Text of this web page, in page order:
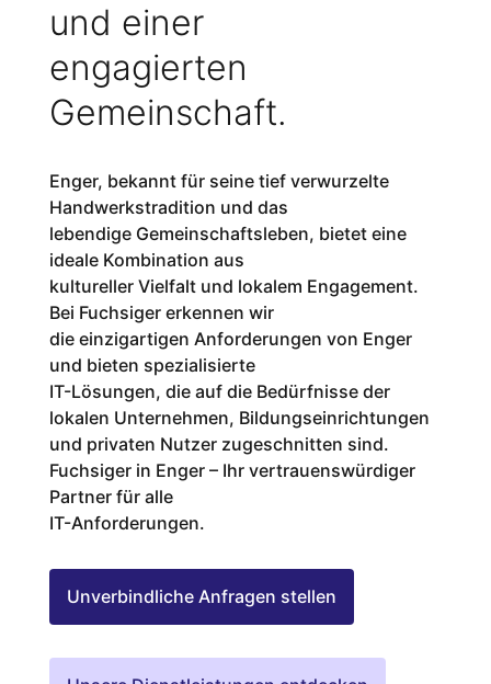
und einer
engagierten
Gemeinschaft.
Enger, bekannt für seine tief verwurzelte
Handwerkstradition und das
lebendige Gemeinschaftsleben, bietet eine
ideale Kombination aus
kultureller Vielfalt und lokalem Engagement.
Bei Fuchsiger erkennen wir
die einzigartigen Anforderungen von Enger
und bieten spezialisierte
IT-Lösungen, die auf die Bedürfnisse der
lokalen Unternehmen, Bildungseinrichtungen
und privaten Nutzer zugeschnitten sind.
Fuchsiger in Enger – Ihr vertrauenswürdiger
Partner für alle
IT-Anforderungen.
Unverbindliche Anfragen stellen